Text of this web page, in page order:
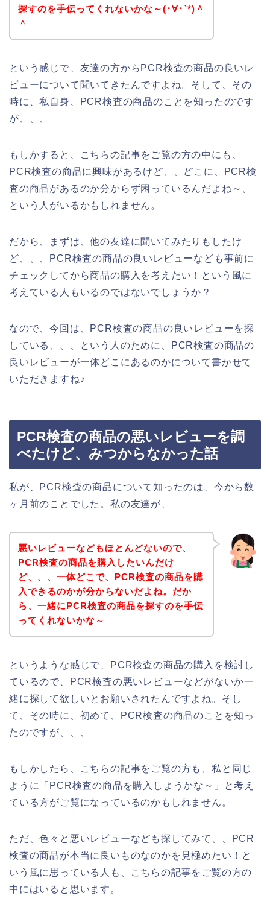
探すのを手伝ってくれないかな～(･∀･`*)＾
＾
という感じで、友達の方からPCR検査の商品の良いレ
ビューについて聞いてきたんですよね。そして、その
時に、私自身、PCR検査の商品のことを知ったのです
が、、、
もしかすると、こちらの記事をご覧の方の中にも、
PCR検査の商品に興味があるけど、、どこに、PCR検
査の商品があるのか分からず困っているんだよね～、
という人がいるかもしれません。
だから、まずは、他の友達に聞いてみたりもしたけ
ど、、、PCR検査の商品の良いレビューなども事前に
チェックしてから商品の購入を考えたい！という風に
考えている人もいるのではないでしょうか？
なので、今回は、PCR検査の商品の良いレビューを探
している、、、という人のために、PCR検査の商品の
良いレビューが一体どこにあるのかについて書かせて
いただきますね♪
PCR検査の商品の悪いレビューを調
べたけど、みつからなかった話
私が、PCR検査の商品について知ったのは、今から数
ヶ月前のことでした。私の友達が、
悪いレビューなどもほとんどないので、
PCR検査の商品を購入したいんだけ
ど、、、一体どこで、PCR検査の商品を購
入できるのかが分からないだよね。だか
ら、一緒にPCR検査の商品を探すのを手伝
ってくれないかな～
というような感じで、PCR検査の商品の購入を検討し
ているので、PCR検査の悪いレビューなどがないか一
緒に探して欲しいとお願いされたんですよね。そし
て、その時に、初めて、PCR検査の商品のことを知っ
たのですが、、、
もしかしたら、こちらの記事をご覧の方も、私と同じ
ように「PCR検査の商品を購入しようかな～」と考え
ている方がご覧になっているのかもしれません。
ただ、色々と悪いレビューなども探してみて、、PCR
検査の商品が本当に良いものなのかを見極めたい！と
いう風に思っている人も、こちらの記事をご覧の方の
中にはいると思います。